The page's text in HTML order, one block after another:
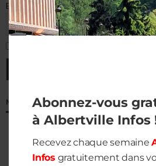
E-mail (requis)
MÉTÉO À ALBERTVILLE
Abonnez-vous
à Albertville Infos
Recevez chaque semaine
Infos gratuitement dans